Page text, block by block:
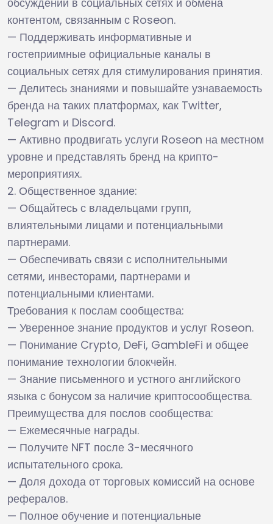
контентом, связанным с Roseon.
— Поддерживать информативные и
гостеприимные официальные каналы в
социальных сетях для стимулирования принятия.
— Делитесь знаниями и повышайте узнаваемость
бренда на таких платформах, как Twitter,
Telegram и Discord.
— Активно продвигать услуги Roseon на местном
уровне и представлять бренд на крипто-
мероприятиях.
2. Общественное здание:
— Общайтесь с владельцами групп,
влиятельными лицами и потенциальными
партнерами.
— Обеспечивать связи с исполнительными
сетями, инвесторами, партнерами и
потенциальными клиентами.
Требования к послам сообщества:
— Уверенное знание продуктов и услуг Roseon.
— Понимание Crypto, DeFi, GambleFi и общее
понимание технологии блокчейн.
— Знание письменного и устного английского
языка с бонусом за наличие криптосообщества.
Преимущества для послов сообщества:
— Ежемесячные награды.
— Получите NFT после 3-месячного
испытательного срока.
— Доля дохода от торговых комиссий на основе
рефералов.
— Полное обучение и потенциальные